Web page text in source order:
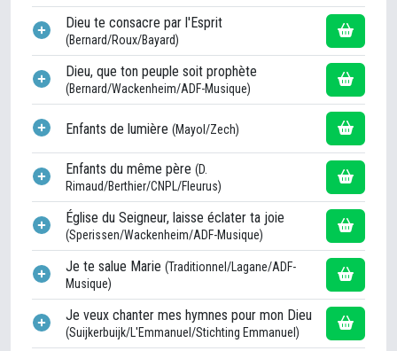
Dieu te consacre par l'Esprit
(Bernard/Roux/Bayard)
Dieu, que ton peuple soit prophète
(Bernard/Wackenheim/ADF-Musique)
Enfants de lumière (Mayol/Zech)
Enfants du même père (D.
Rimaud/Berthier/CNPL/Fleurus)
Église du Seigneur, laisse éclater ta joie
(Sperissen/Wackenheim/ADF-Musique)
Je te salue Marie (Traditionnel/Lagane/ADF-
Musique)
Je veux chanter mes hymnes pour mon Dieu
(Suijkerbuijk/L'Emmanuel/Stichting Emmanuel)